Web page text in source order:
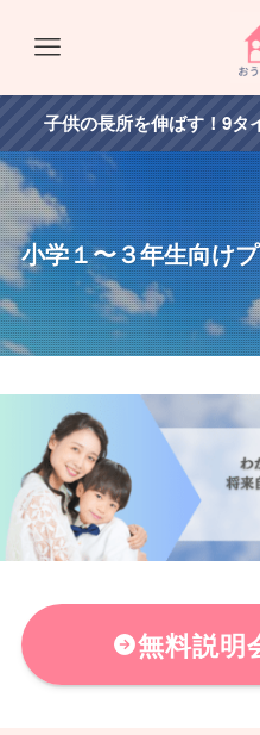
子供の長所を伸ばす！9タ
小学１〜３年生向け
無料説明